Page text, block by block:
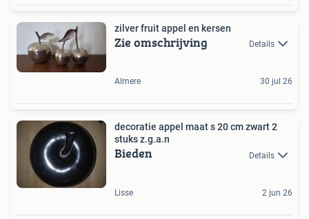
zilver fruit appel en kersen
Zie omschrijving Details
Almere 30 jul 26
decoratie appel maat s 20 cm zwart 2
stuks z.g.a.n
Bieden Details
Lisse 2 jun 26